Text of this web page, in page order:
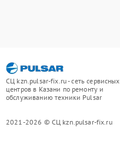
СЦ kzn.pulsar-fix.ru - сеть сервисных
центров в Казани по ремонту и
обслуживанию техники Pulsar
2021-2026 © СЦ kzn.pulsar-fix.ru